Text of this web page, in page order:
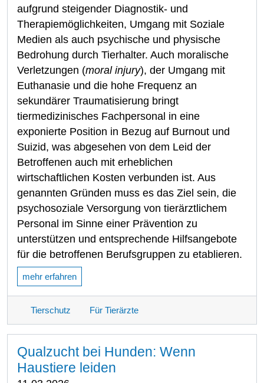
aufgrund steigender Diagnostik- und
Therapiemöglichkeiten, Umgang mit Soziale
Medien als auch psychische und physische
Bedrohung durch Tierhalter. Auch moralische
Verletzungen (moral injury), der Umgang mit
Euthanasie und die hohe Frequenz an
sekundärer Traumatisierung bringt
tiermedizinisches Fachpersonal in eine
exponierte Position in Bezug auf Burnout und
Suizid, was abgesehen von dem Leid der
Betroffenen auch mit erheblichen
wirtschaftlichen Kosten verbunden ist. Aus
genannten Gründen muss es das Ziel sein, die
psychosoziale Versorgung von tierärztlichem
Personal im Sinne einer Prävention zu
unterstützen und entsprechende Hilfsangebote
für die betroffenen Berufsgruppen zu etablieren.
mehr erfahren
Tierschutz Für Tierärzte
Qualzucht bei Hunden: Wenn
Haustiere leiden